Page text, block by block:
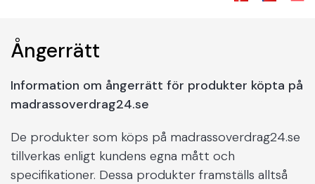
Ångerrätt
Information om ångerrätt för produkter köpta på
madrassoverdrag24.se
De produkter som köps på madrassoverdrag24.se
tillverkas enligt kundens egna mått och
specifikationer. Dessa produkter framställs alltså